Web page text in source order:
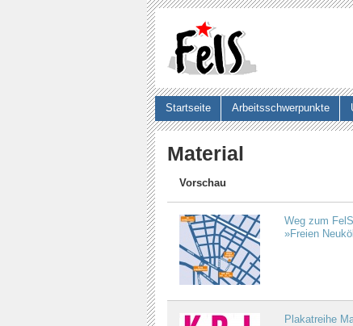
Material
Vorschau
Weg zum
»Freien
Plakatreihe
Startseite Arbeitsschwerpunkte
Suchformular